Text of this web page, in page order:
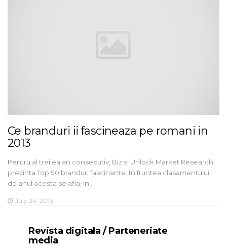
Ce branduri ii fascineaza pe romani in
2013
Pentru al treilea an consecutiv, Biz si Unlock Market Research
prezinta Top 50 branduri fascinante. In fruntea clasamentului
de anul acesta se afla, in…
July 24, 2013
Revista digitala / Parteneriate
media